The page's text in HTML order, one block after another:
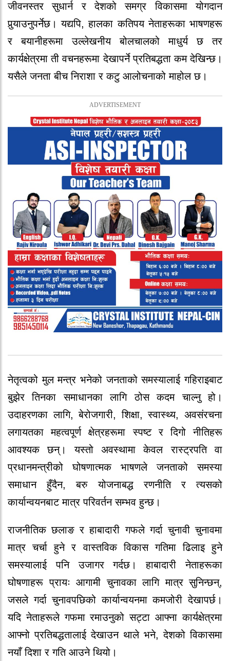
जीवनस्तर सुधार्न र देशको समग्र विकासमा योगदान
पुर्‍याउनुपर्नेछ। यद्यपि, हालका कतिपय नेताहरूका भाषणहरू
र बयानीहरूमा उल्लेखनीय बोलचालको माधुर्य छ तर
कार्यक्षेत्रमा ती वचनहरूमा देखापर्ने प्रतिबद्धता कम देखिन्छ।
यसैले जनता बीच निराशा र कटु आलोचनाको माहोल छ।
नेतृत्वको मुल मन्त्र भनेको जनताको समस्यालाई गहिराइबाट
बुझेर तिनका समाधानका लागि ठोस कदम चाल्नु हो।
उदाहरणका लागि, बेरोजगारी, शिक्षा, स्वास्थ्य, अवसंरचना
लगायतका महत्वपूर्ण क्षेत्रहरूमा स्पष्ट र दिगो नीतिहरू
आवश्यक छन्। यस्तो अवस्थामा केवल रास्ट्रपति वा
प्रधानमन्त्रीको घोषणात्मक भाषणले जनताको समस्या
समाधान हुँदैन, बरु योजनाबद्ध रणनीति र त्यसको
कार्यान्वयनबाट मात्र परिवर्तन सम्भव हुन्छ।
राजनीतिक छलाङ र हाबादारी गफले गर्दा चुनावी चुनावमा
मात्र चर्चा हुने र वास्तविक विकास गतिमा ढिलाइ हुने
समस्यालाई पनि उजागर गर्दछ। हाबादारी नेताहरूका
घोषणाहरू प्रायः आगामी चुनावका लागि मात्र सुनिन्छन्,
जसले गर्दा चुनावपछिको कार्यान्वयनमा कमजोरी देखापर्छ।
यदि नेताहरूले गफमा रमाउनुको सट्टा आफ्ना कार्यक्षेत्रमा
आफ्नो प्रतिबद्धतालाई देखाउन थाले भने, देशको विकासमा
नयाँ दिशा र गति आउने थियो।